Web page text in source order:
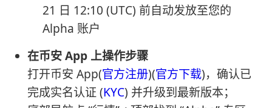
21 日 12:10 (UTC) 前自动发放至您的
Alpha 账户
在币安 App 上操作步骤
打开币安 App(官方注册)(官方下载)，确认已
完成实名认证 (KYC) 并升级到最新版本；